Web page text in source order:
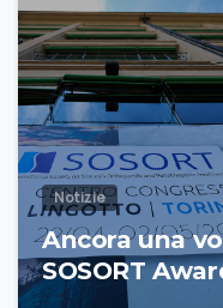
Notizie
Ancora una
SOSORT